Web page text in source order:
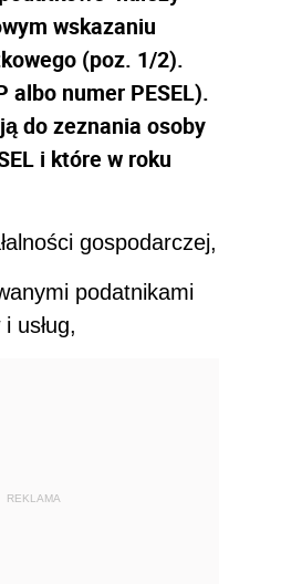
wskazaniu
(poz. 1/2).
albo numer PESEL).
do zeznania osoby
i które w roku
gospodarczej,
podatnikami
usług,
REKLAMA